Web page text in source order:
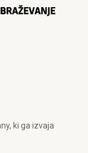
ki ga izvaja